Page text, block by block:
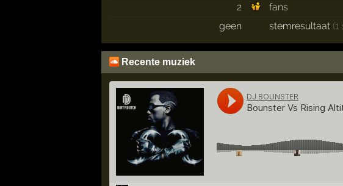
2
fans
geen
stemresultaat
Recente muziek